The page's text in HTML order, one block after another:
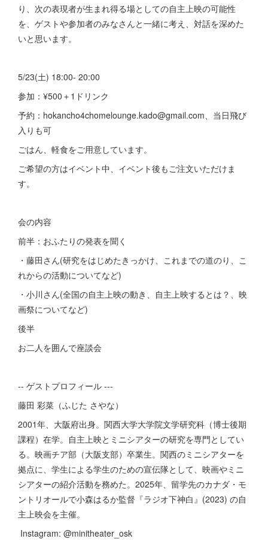
り、次の表現者が生まれ得る場としての自主上映の可能性
を、ゲストや参加者のみなさんと一緒に考え、対話を深めた
いと思います。
5/23(土) 18:00- 20:00
参加：¥500＋1ドリンク
予約：hokancho4chomelounge.kado@gmail.com、当日飛び
入りも可
ごはん、軽食をご用意しています。
ご希望の方はイベント中、イベント後もご注文いただけま
す。
会の内容
前半：おふたりの発表を聞く
・藤田さん(研究をはじめたきっかけ、これまでの道のり、こ
れからの活動についてなど)
・小川さん(全国の自主上映の動き、自主上映するとは？、映
画祭についてなど)
後半
お二人を囲んで座談会
-- ゲストプロフィール ---
藤田 彩菜（ふじた さやな）
2001年、大阪府出身。関西大学大学院文学研究科（博士後期
課程）在学。自主上映とミニシアターの研究を専門としてい
る。映画チア部（大阪支部）卒業生。関西のミニシアターを
拠点に、学生による学生のための宣伝隊として、映画やミニ
シアターの紹介活動を務めた。2025年、留学先のカナダ・モ
ントリオールで小森はるか監督『ラジオ下神白』(2023) の自
主上映会を主催。
Instagram: @minitheater_osk